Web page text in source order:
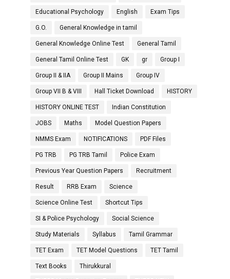
Educational Psychology English Exam Tips
G.O. General Knowledge in tamil
General Knowledge Online Test General Tamil
General Tamil Online Test GK gr Group I
Group II & IIA Group II Mains Group IV
Group VII B & VIII Hall Ticket Download HISTORY
HISTORY ONLINE TEST Indian Constitution
JOBS Maths Model Question Papers
NMMS Exam NOTIFICATIONS PDF Files
PG TRB PG TRB Tamil Police Exam
Previous Year Question Papers Recruitment
Result RRB Exam Science
Science Online Test Shortcut Tips
SI & Police Psychology Social Science
Study Materials Syllabus Tamil Grammar
TET Exam TET Model Questions TET Tamil
Text Books Thirukkural